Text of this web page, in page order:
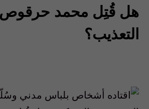
هل قُتِل محمد
التعذيب؟